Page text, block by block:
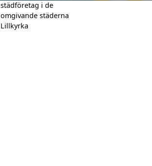
städföretag i de
omgivande städerna
Lillkyrka